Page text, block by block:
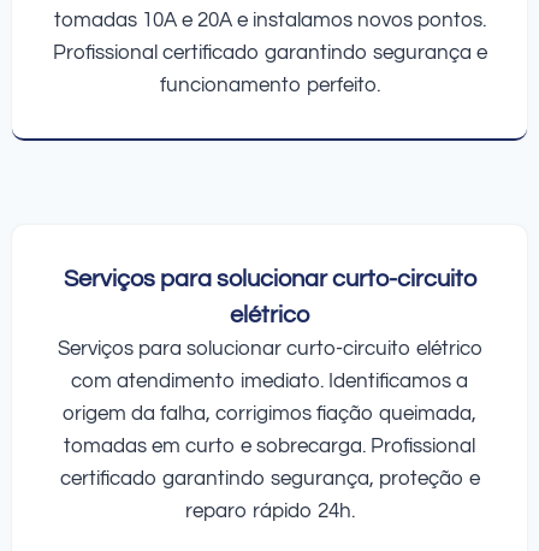
tomadas 10A e 20A e instalamos novos pontos.
Profissional certificado garantindo segurança e
funcionamento perfeito.
Serviços para solucionar curto-circuito
elétrico
Serviços para solucionar curto-circuito elétrico
com atendimento imediato. Identificamos a
origem da falha, corrigimos fiação queimada,
tomadas em curto e sobrecarga. Profissional
certificado garantindo segurança, proteção e
reparo rápido 24h.